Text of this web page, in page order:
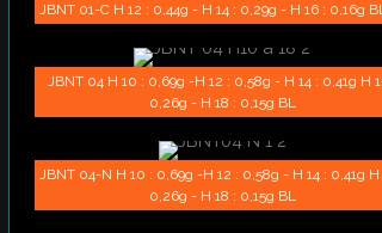
JBNT 01-C H 12 : 0,44g - H 14 : 0,29g - H 16 : 0,16g
JBNT 04 H 10 : 0,69g -H 12 : 0,58g - H 14 : 0,41g H
0,26g - H 18 : 0,15g BL
JBNT 04-N H 10 : 0,69g -H 12 : 0,58g - H 14 : 0,41g H
0,26g - H 18 : 0,15g BL